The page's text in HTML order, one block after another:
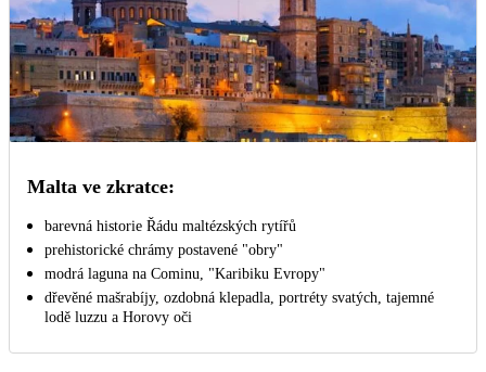
Malta ve zkratce:
barevná historie Řádu maltézských rytířů
prehistorické chrámy postavené "obry"
modrá laguna na Cominu, "Karibiku Evropy"
dřevěné mašrabíjy, ozdobná klepadla, portréty svatých, tajemné
lodě luzzu a Horovy oči